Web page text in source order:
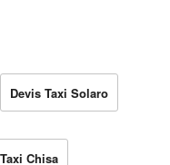
Devis Taxi Solaro
Chisa